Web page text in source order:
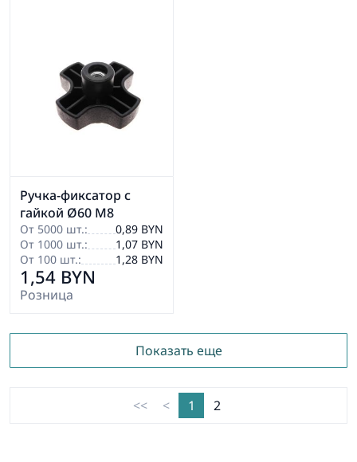
Ручка-фиксатор с
гайкой Ø60 М8
От 5000 шт.:
0,89 BYN
От 1000 шт.:
1,07 BYN
От 100 шт.:
1,28 BYN
1,54 BYN
Розница
Показать еще
<< < 1 2